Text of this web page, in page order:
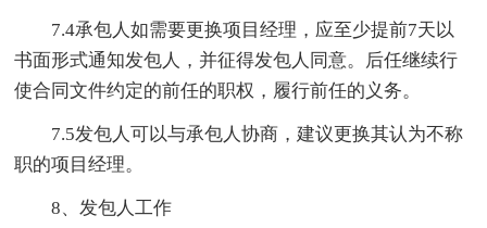
7.4承包人如需要更换项目经理，应至少提前7天以
书面形式通知发包人，并征得发包人同意。后任继续行
使合同文件约定的前任的职权，履行前任的义务。
7.5发包人可以与承包人协商，建议更换其认为不称
职的项目经理。
8、发包人工作